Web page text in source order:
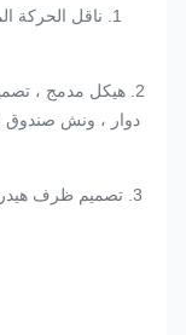
1. ناقل الحركة
2. هيكل مدمج ، تصميم
دوار ، ونش صندوق
3. تصميم ظرف